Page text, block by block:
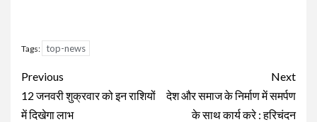
Tags: top-news
Continue
Reading
Previous
12 जनवरी शुक्रवार को इन राशियों
में दिखेगा लाभ
Next
देश और समाज के निर्माण में समर्पण
के साथ कार्य करे : हरिचंदन